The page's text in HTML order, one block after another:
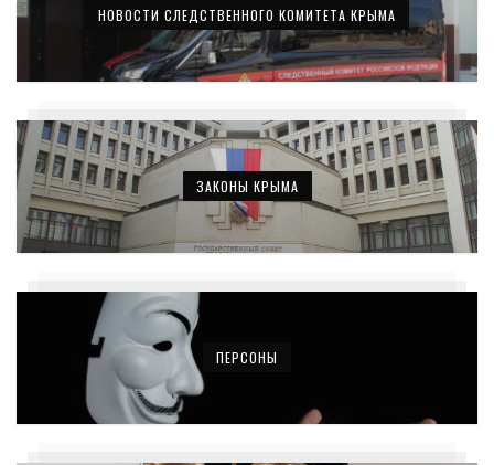
НОВОСТИ СЛЕДСТВЕННОГО КОМИТЕТА КРЫМА
ЗАКОНЫ КРЫМА
ПЕРСОНЫ